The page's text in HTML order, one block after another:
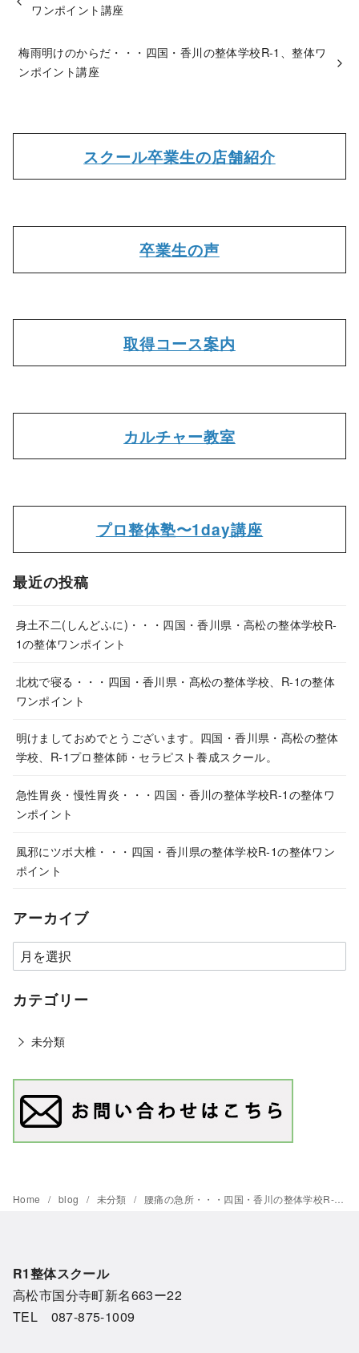
ワンポイント講座
梅雨明けのからだ・・・四国・香川の整体学校R-1、整体ワ
ンポイント講座
スクール卒業生の店舗紹介
卒業生の声
取得コース案内
カルチャー教室
プロ整体塾〜1day講座
最近の投稿
身土不二(しんどふに)・・・四国・香川県・高松の整体学校R-
1の整体ワンポイント
北枕で寝る・・・四国・香川県・髙松の整体学校、R-1の整体
ワンポイント
明けましておめでとうございます。四国・香川県・髙松の整体
学校、R-1プロ整体師・セラピスト養成スクール。
急性胃炎・慢性胃炎・・・四国・香川の整体学校R-1の整体ワ
ンポイント
風邪にツボ大椎・・・四国・香川県の整体学校R-1の整体ワン
ポイント
アーカイブ
カテゴリー
未分類
Home blog 未分類 腰痛の急所・・・四国・香川の整体学校R-1、整体ワンポイント講座
R1整体スクール
高松市国分寺町新名663ー22
TEL 087-875-1009